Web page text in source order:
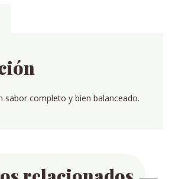
sabor completo y bien balanceado.